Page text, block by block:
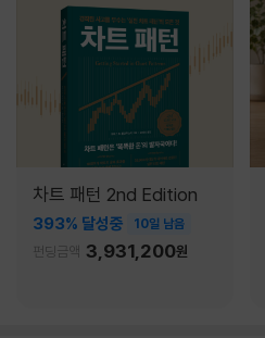
차트 패턴 2nd Edition
393% 달성중 10일 남음
펀딩금액 3,931,200원